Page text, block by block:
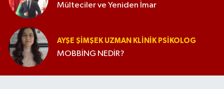
Mülteciler ve Yeniden İmar
AYŞE ŞIMŞEK UZMAN KLINIK PSIKOLOG
MOBBİNG NEDİR?